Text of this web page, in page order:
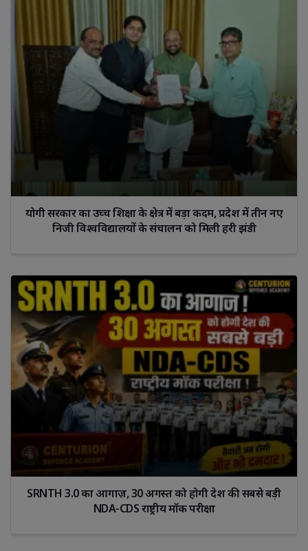
योगी सरकार का उच्च शिक्षा के क्षेत्र में बड़ा कदम, प्रदेश में तीन नए
निजी विश्वविद्यालयों के संचालन को मिली हरी झंडी
SRNTH 3.0 का आगाज़, 30 अगस्त को होगी देश की सबसे बड़ी
NDA-CDS राष्ट्रीय मॉक परीक्षा